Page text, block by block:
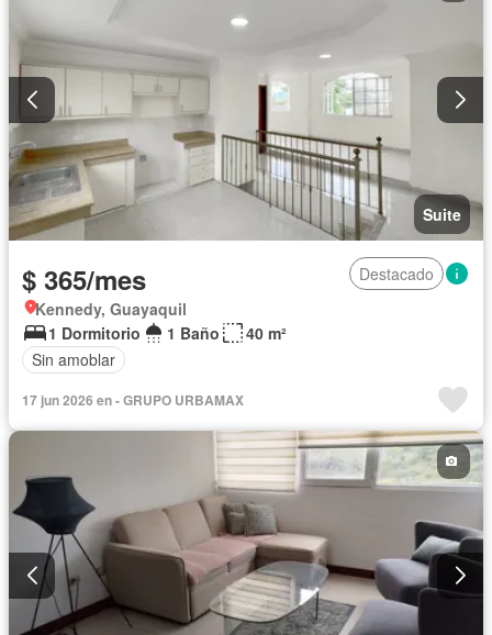
Suite
$ 365/mes
Destacado
Kennedy, Guayaquil
1 Dormitorio
1 Baño
40 m²
Sin amoblar
17 jun 2026 en - GRUPO URBAMAX